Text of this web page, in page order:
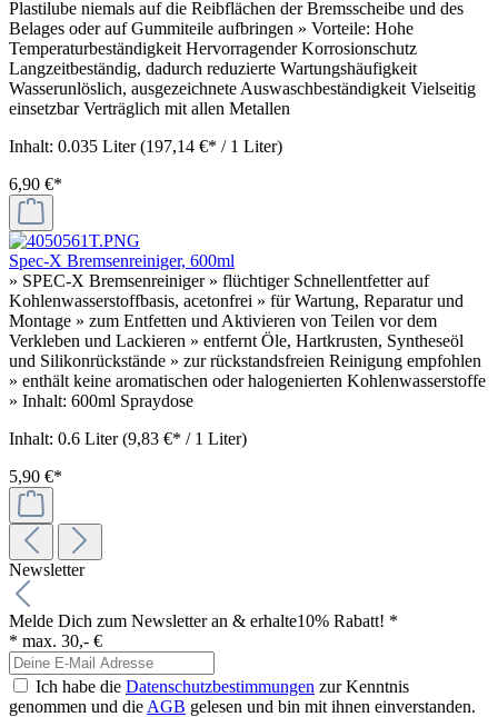
Plastilube niemals auf die Reibflächen der Bremsscheibe und des
Belages oder auf Gummiteile aufbringen » Vorteile: Hohe
Temperaturbeständigkeit Hervorragender Korrosionschutz
Langzeitbeständig, dadurch reduzierte Wartungshäufigkeit
Wasserunlöslich, ausgezeichnete Auswaschbeständigkeit Vielseitig
einsetzbar Verträglich mit allen Metallen
Inhalt: 0.035 Liter(197,14 €* / 1 Liter)
6,90 €*
Spec-X Bremsenreiniger, 600ml
» SPEC-X Bremsenreiniger » flüchtiger Schnellentfetter auf
Kohlenwasserstoffbasis, acetonfrei » für Wartung, Reparatur und
Montage » zum Entfetten und Aktivieren von Teilen vor dem
Verkleben und Lackieren » entfernt Öle, Hartkrusten, Syntheseöl
und Silikonrückstände » zur rückstandsfreien Reinigung empfohlen
» enthält keine aromatischen oder halogenierten Kohlenwasserstoffe
» Inhalt: 600ml Spraydose
Inhalt: 0.6 Liter(9,83 €* / 1 Liter)
5,90 €*
Newsletter
Melde Dich zum Newsletter an & erhalte10% Rabatt! *
* max. 30,- €
Ich habe die Datenschutzbestimmungen zur Kenntnis
genommen und die AGB gelesen und bin mit ihnen einverstanden.